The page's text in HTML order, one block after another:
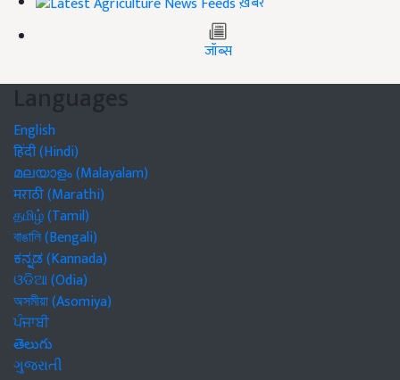
जॉब्स
Languages
English
हिंदी (Hindi)
മലയാളം (Malayalam)
मराठी (Marathi)
தமிழ் (Tamil)
বাঙালি (Bengali)
ಕನ್ನಡ (Kannada)
ଓଡିଆ (Odia)
অসমীয়া (Asomiya)
ਪੰਜਾਬੀ
తెలుగు
ગુજરાતી